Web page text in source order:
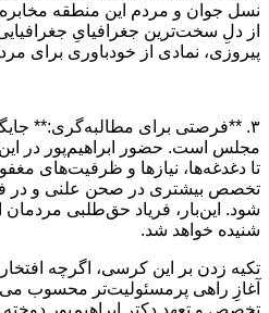
نسل جوان و مردم این منطقه
از دلِ سخت‌ترین جغرافیایِ
پیروزی، نمادی از خودباوری برای
۳. **فرصتی برای مطالبه‌گری:**
مجلس است. حضور ابراهیم‌پور در
تا دغدغه‌ها، نیازها و ظرفیت‌های
تخصص بیشتری در صحن علنی و در
شود. این‌بار، فریاد حق‌طلبی مردمان
شنیده خواهد شد.
تکیه زدن بر این کرسی، اگرچه
آغازِ راهی پرمسئولیت‌تر محسوب
تخصص و تعهد دکتر ابراهیم‌پور